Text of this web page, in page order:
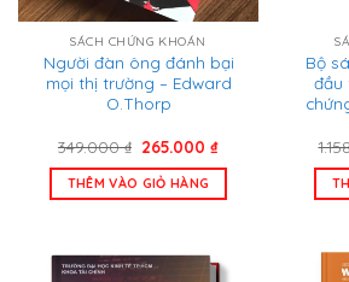
SÁCH CHỨNG KHOÁN
Người đàn ông đánh bại
mọi thị trường – Edward
O.Thorp
349.000₫ Giá
là:
349.000 ₫.
265.000₫Giá
tại
THÊM VÀO GIỎ HÀNG
Bộ
đầu